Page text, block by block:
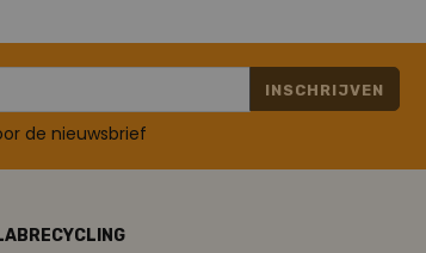
INSCHRIJVEN
de nieuwsbrief